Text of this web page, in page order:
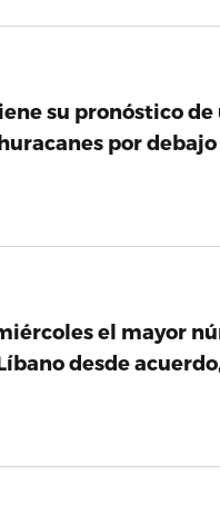
su pronóstico de
por debajo
el mayor
desde